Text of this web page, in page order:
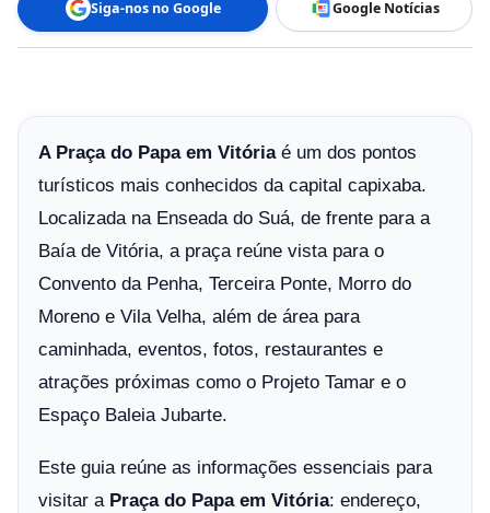
Siga-nos no Google Google Notícias
A Praça do Papa em Vitóriaé um dos pontos
turísticos mais conhecidos da capital capixaba.
Localizada na Enseada do Suá, de frente para a
Baía de Vitória, a praça reúne vista para o
Convento da Penha, Terceira Ponte, Morro do
Moreno e Vila Velha, além de área para
caminhada, eventos, fotos, restaurantes e
atrações próximas como o Projeto Tamar e o
Espaço Baleia Jubarte.
Este guia reúne as informações essenciais para
visitar a Praça do Papa em Vitória: endereço,